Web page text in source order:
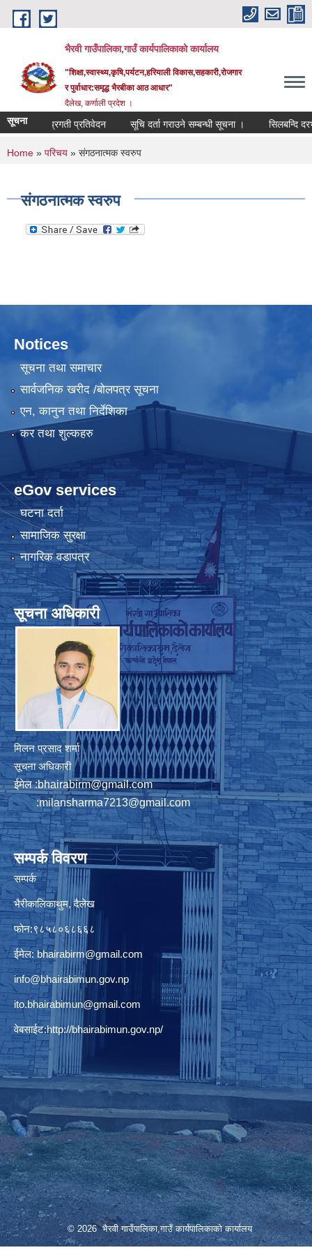
Skip to main content
भैरवी गाउँपालिका,गाउँ कार्यपालिकाको कार्यालय
"शिक्षा,स्वास्थ्य,कृषि,पर्यटन,हरियाली विकास,सहकारी,रोजगार
र पुर्वाधार:समृद्ध भैरबीका आठ आधार"
दैलेख, कर्णाली प्रदेश ।
सूचना प्रगती प्रतिवेदन सूचि दर्ता गराउने सम्बन्धी सूचना । सिलबन्दि
You are here
Home » परिचय » संगठनात्मक स्वरुप
संगठनात्मक स्वरुप
Notices
सूचना तथा समाचार
सार्वजनिक खरीद /बोलपत्र सूचना
एन, कानुन तथा निर्देशिका
कर तथा शुल्कहरु
eGov services
घटना दर्ता
सामाजिक सुरक्षा
नागरिक वडापत्र
सूचना अधिकारी
मिलन प्रसाद शर्मा
सूचना अधिकारी
ईमेल :bhairabirm@gmail.com
:milansharma7213@gmail.com
सम्पर्क विवरण
सम्पर्क
भैरीकालिकाथुम, दैलेख
फोन:९८५८०६८६६८
ईमेल: bhairabirm@gmail.com
info@bhairabimun.gov.np
ito.bhairabimun@gmail.com
वेबसाईट:http://bhairabimun.gov.np/
© 2026 भैरवी गाउँपालिका,गाउँ कार्यपालिकाको कार्यालय